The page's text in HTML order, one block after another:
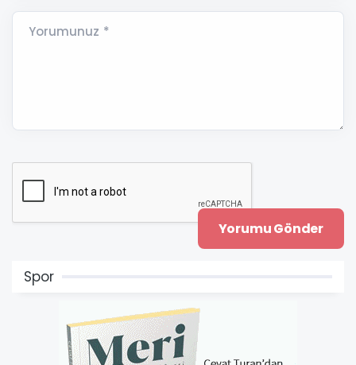
Yorumunuz *
Spor